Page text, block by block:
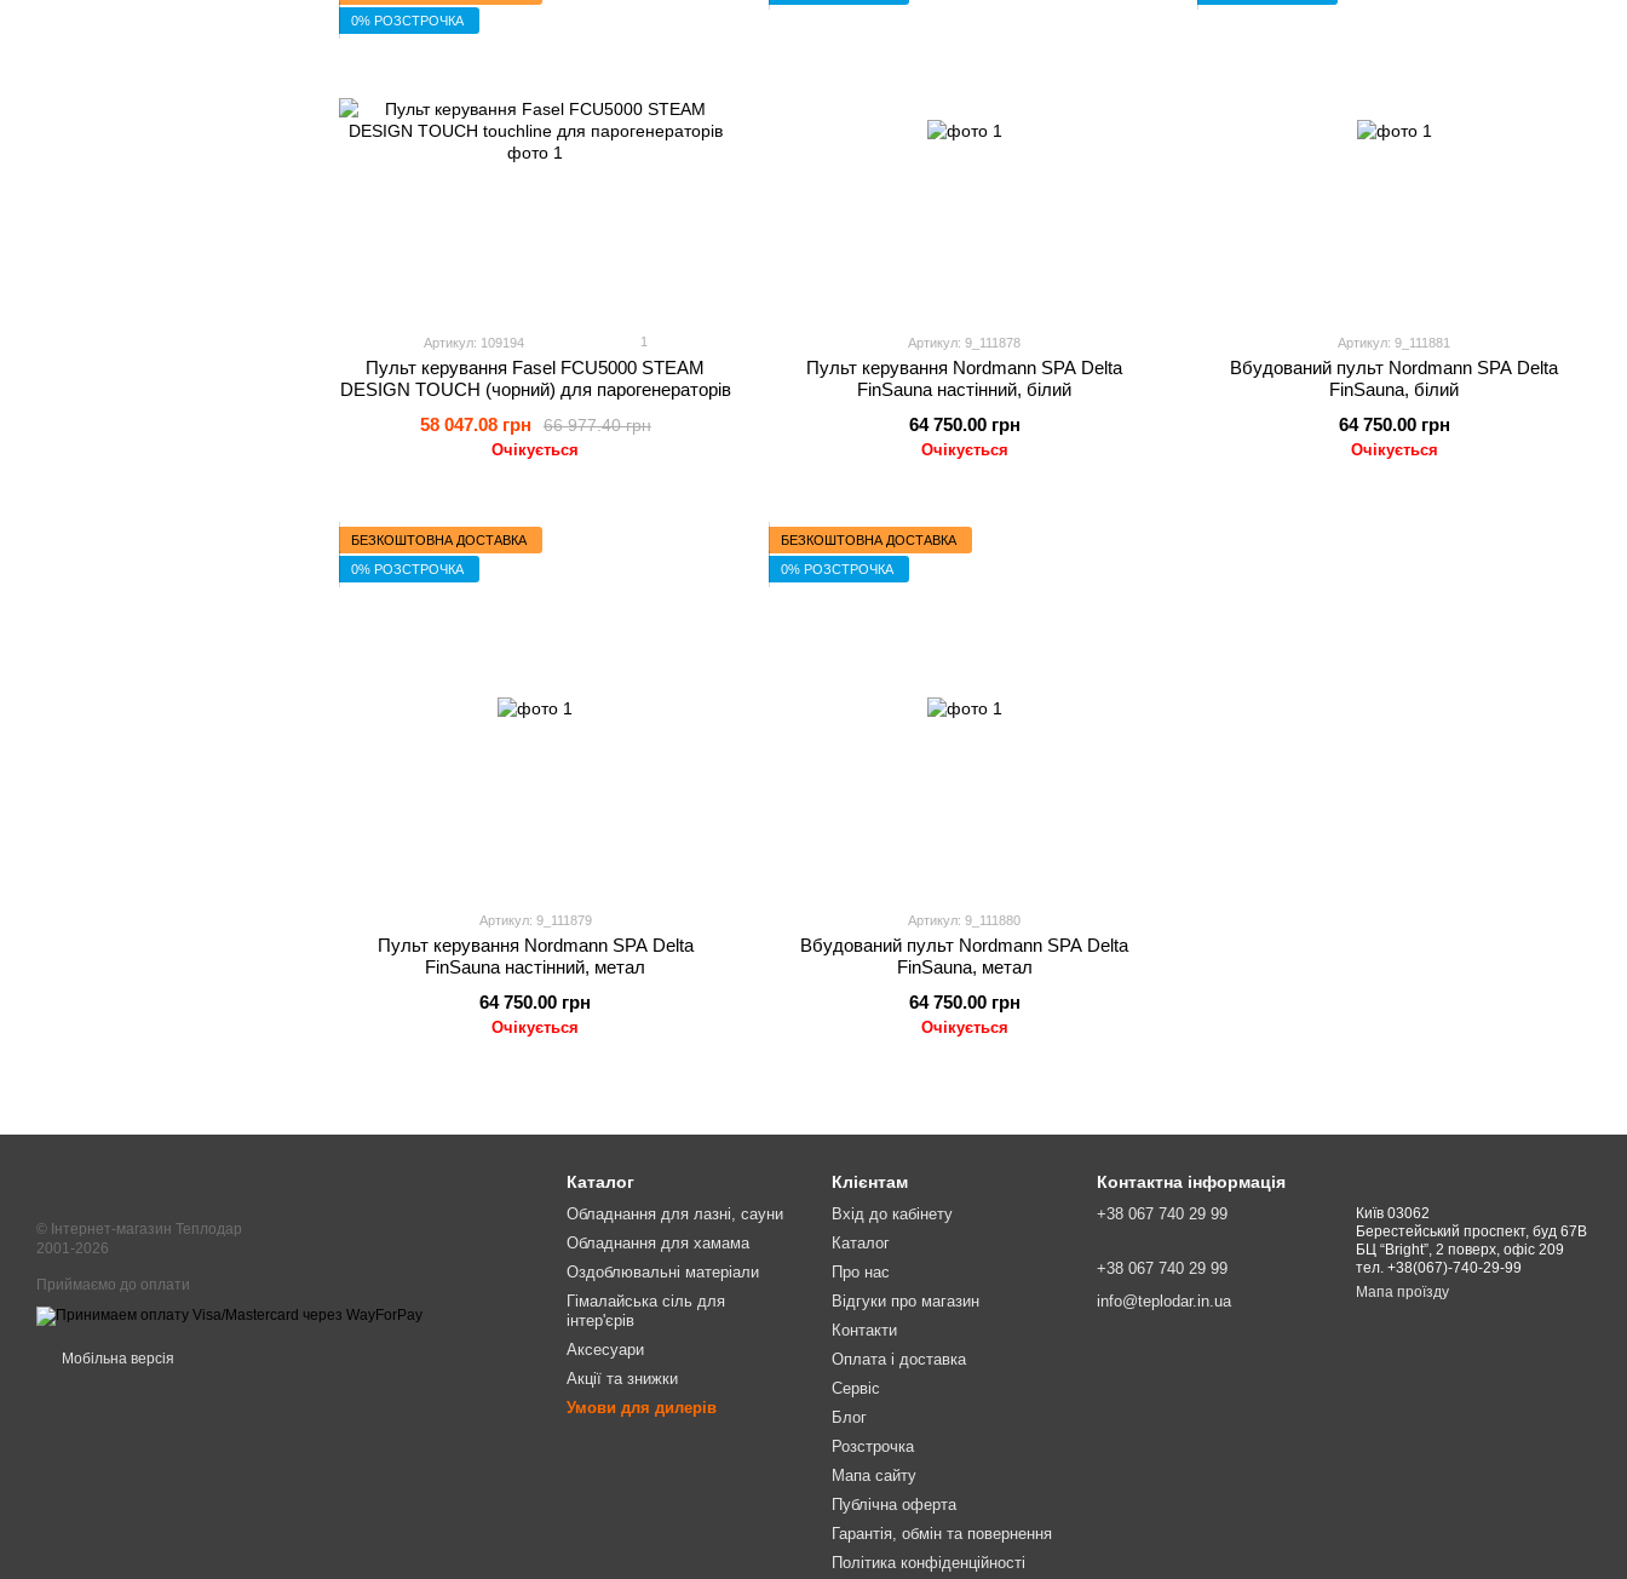
0% РОЗСТРОЧКА
Артикул: 109194 1
Пульт керування Fasel FCU5000 STEAM
DESIGN TOUCH (чорний) для парогенераторів
66 977.40 грн
58 047.08 грн
Очікується
Артикул: 9_111878
Пульт керування Nordmann SPA Delta
FinSauna настінний, білий
64 750.00 грн
Очікується
Артикул: 9_111881
Вбудований пульт Nordmann SPA Delta
FinSauna, білий
64 750.00 грн
Очікується
БЕЗКОШТОВНА ДОСТАВКА
0% РОЗСТРОЧКА
Артикул: 9_111879
Пульт керування Nordmann SPA Delta
FinSauna настінний, метал
64 750.00 грн
Очікується
БЕЗКОШТОВНА ДОСТАВКА
0% РОЗСТРОЧКА
Артикул: 9_111880
Вбудований пульт Nordmann SPA Delta
FinSauna, метал
64 750.00 грн
Очікується
© Інтернет-магазин Теплодар
2001-2026
Приймаємо до оплати
Мобільна версія
Каталог
Обладнання для лазні, сауни
Обладнання для хамама
Оздоблювальні матеріали
Гімалайська сіль для
інтер'єрів
Аксесуари
Акції та знижки
Умови для дилерів
Клієнтам
Вхід до кабінету
Каталог
Про нас
Відгуки про магазин
Контакти
Оплата і доставка
Сервіс
Блог
Розстрочка
Мапа сайту
Публічна оферта
Гарантія, обмін та повернення
Політика конфіденційності
Контактна інформація
+38 067 740 29 99
+38 067 740 29 99
info@teplodar.in.ua
Київ 03062
Берестейський проспект, буд 67В
БЦ “Bright”, 2 поверх, офіс 209
тел. +38(067)-740-29-99
Мапа проїзду